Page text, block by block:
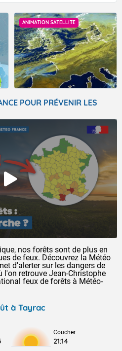
ANIMATION SATELLITE
POUR PRÉVENIR LES
nos forêts sont de plus en
de feux. Découvrez la Météo
d'alerter sur les dangers de
l'on retrouve Jean-Christophe
feux de forêts à Météo-
à Tayrac
Coucher
21:14